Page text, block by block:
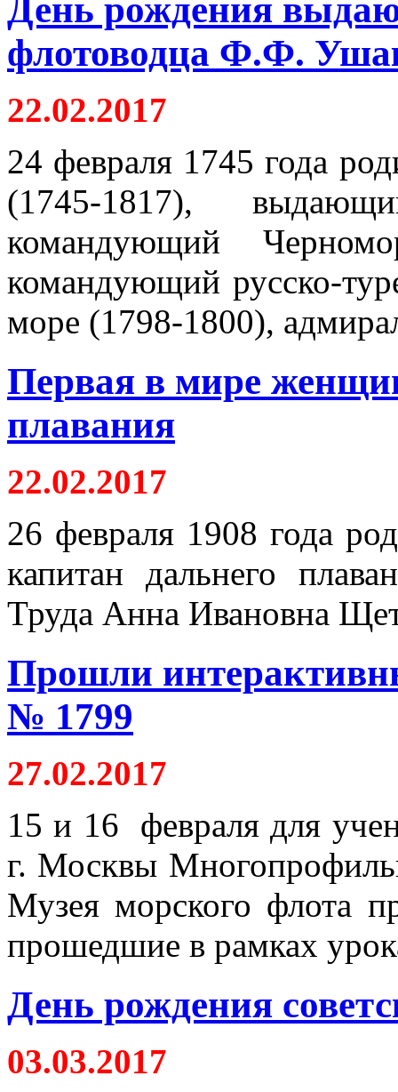
День рождения
флотоводца Ф.Ф.
22.02.2017
24 февраля 1745 года
(1745-1817),
командующий
командующий русско-
море (1798-1800),
Первая в мире
плавания
22.02.2017
26 февраля 1908 года
капитан дальнего
Труда Анна Ивановна
Прошли
№ 1799
27.02.2017
15 и 16 февраля для
г. Москвы
Музея морского флота
прошедшие в рамках
День рождения
03.03.2017